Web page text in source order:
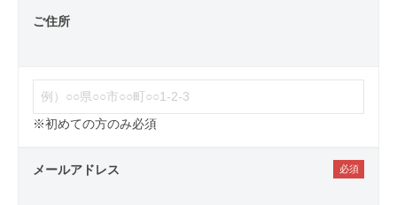
ご住所
※初めての方のみ必須
メールアドレス